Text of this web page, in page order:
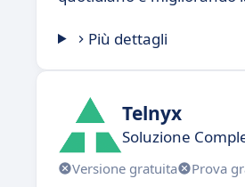
Più dettagli
Telnyx
Soluzione
Versione gratuita Prova